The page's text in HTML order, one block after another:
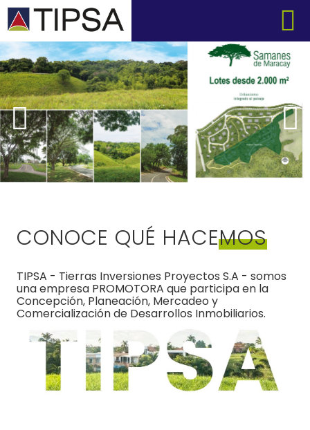
CONOCE QUÉ HACEMOS
TIPSA - Tierras Inversiones Proyectos S.A - somos
una empresa PROMOTORA que participa en la
Concepción, Planeación, Mercadeo y
Comercialización de Desarrollos Inmobiliarios.